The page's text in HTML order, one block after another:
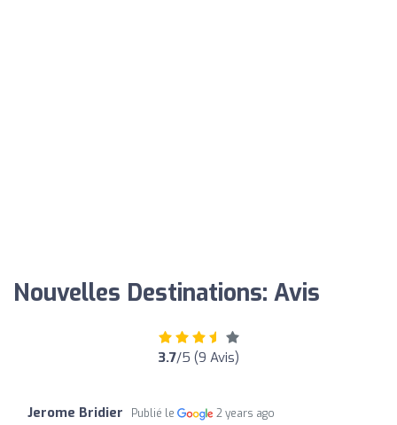
Nouvelles Destinations: Avis
3.7/5 (9 Avis)
Jerome Bridier Publié le 2 years ago